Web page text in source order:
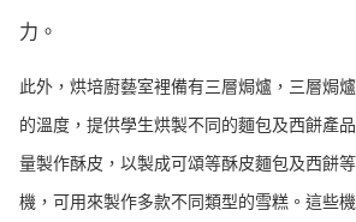
力。
此外，烘培廚藝室裡備有三層焗爐，三層焗
的溫度，提供學生烘製不同的麵包及西餅產
量製作酥皮，以製成可頌等酥皮麵包及西餅
機，可用來製作多款不同類型的雪糕。這些